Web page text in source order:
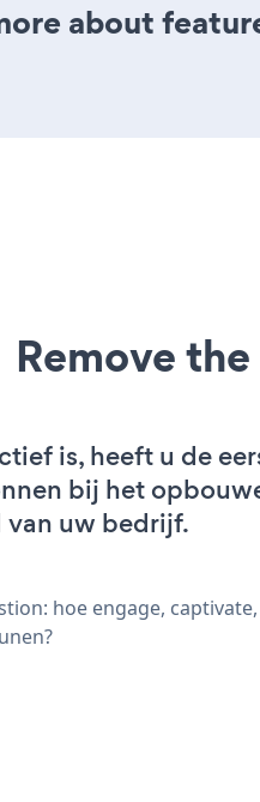
about
Remove
is, heeft u de
bij het
uw bedrijf.
hoe engage,